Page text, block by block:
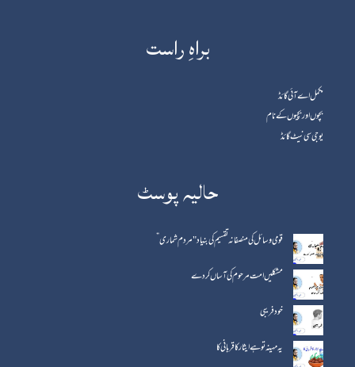
براہِ راست
مکمل اے آئی گائڈ
بچوں اور بچیوں کے نام
یوجی سی نیٹ گائڈ
حالیہ پوسٹ
قومی وسائل کی منصفانہ تقسیم کی بنیاد "مردم شماری”
مشکلیں امت مرحوم کی آساں کردے
خود فریبی
یہ مہینہ تو ہے ایثار کا قربانی کا